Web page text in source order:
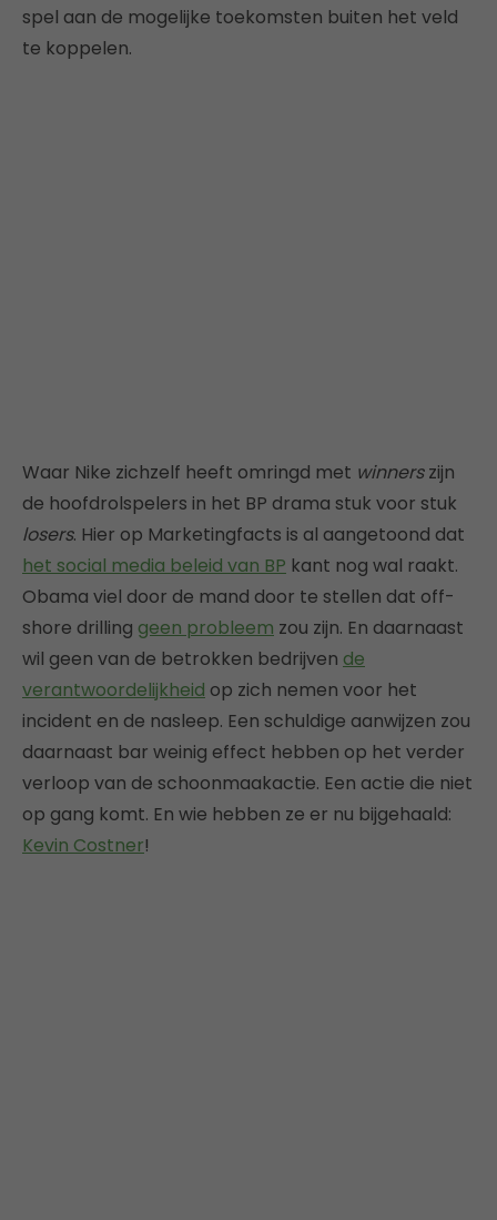
spel aan de mogelijke toekomsten buiten het veld
te koppelen.
Waar Nike zichzelf heeft omringd met winnerszijn
de hoofdrolspelers in het BP drama stuk voor stuk
losers. Hier op Marketingfacts is al aangetoond dat
het social media beleid van BP kant nog wal raakt.
Obama viel door de mand door te stellen dat off-
shore drilling geen probleem zou zijn. En daarnaast
wil geen van de betrokken bedrijven de
verantwoordelijkheid op zich nemen voor het
incident en de nasleep. Een schuldige aanwijzen zou
daarnaast bar weinig effect hebben op het verder
verloop van de schoonmaakactie. Een actie die niet
op gang komt. En wie hebben ze er nu bijgehaald:
Kevin Costner!